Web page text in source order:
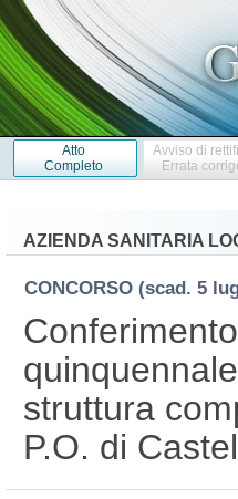
Atto
Completo
Avviso di
Errata
AZIENDA SANITARIA
CONCORSO (scad. 5
struttura
P.O. di